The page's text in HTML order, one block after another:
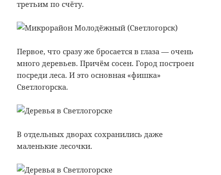
третьим по счёту.
Первое, что сразу же бросается в глаза — очень
много деревьев. Причём сосен. Город построен
посреди леса. И это основная «фишка»
Светлогорска.
В отдельных дворах сохранились даже
маленькие лесочки.